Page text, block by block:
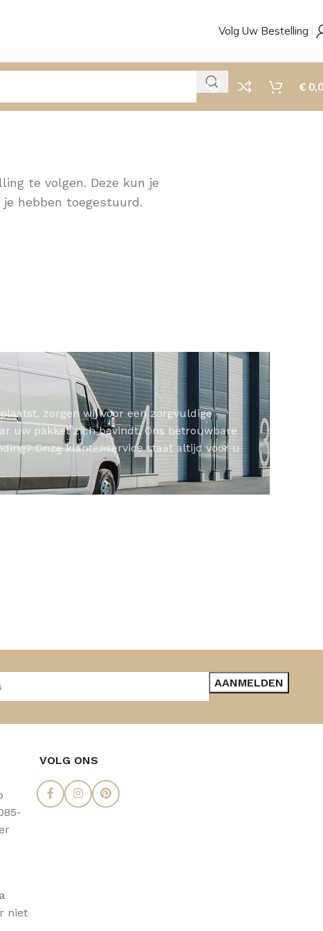
Volg Uw Bestelling
€
te volgen. Deze kun je
hebben toegestuurd.
zorgen wij voor een zorgvuldige
uw pakket zich bevindt. Ons betrouwbare
Onze klantenservice staat altijd voor u
niet
VOLG ONS